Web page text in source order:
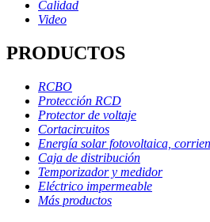
Calidad
Video
PRODUCTOS
RCBO
Protección RCD
Protector de voltaje
Cortacircuitos
Energía solar fotovoltaica,
Caja de distribución
Temporizador y medidor
Eléctrico impermeable
Más productos